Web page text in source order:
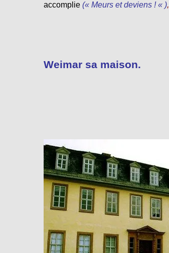
accomplie (« Meurs et deviens ! « ),
Weimar sa maison.